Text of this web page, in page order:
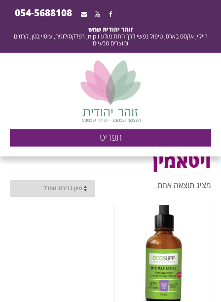
054-5688108
זוהר יהודית שמש
רייקי, אקסס בארס, טיפול נפשי דרך התת מודע ו nlp, רפלקסולוגיה, עיסוי בטן, קרמים
ומוצרים טבעיים
תפריט
ארכיון ויטאמין - העוצמה
שבמגע - הזוהר שבטבע -
זוהר יהודית שמש
ויטאמין
מציג תוצאה אחת